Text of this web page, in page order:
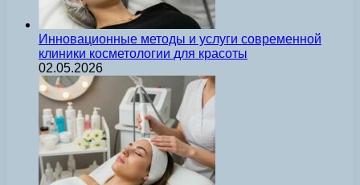
Инновационные методы и услуги современной
клиники косметологии для красоты
02.05.2026